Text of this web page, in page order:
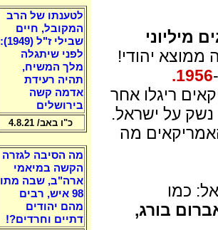
מיליוני
יהודי!
1956.
ריגלו אחר
נשק על ישראל.
מה
כמו
בורג,
לטענתו של הרב
המקובל, חיים
שבילי ז"ל (1949):
לפני שיתגלה
מלך המשיח,
תהיה רעידת
אדמה קשה
בירושלים
כ"ו באב/ 4.8.21
מה הסיבה לגזרה
הקשה במיאמי
ארה"ב, שבה מתו
98 איש, רבים
מהם יהודים
דתיים וחרדים?!